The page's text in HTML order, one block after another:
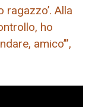
Alla
ho
amico’”,